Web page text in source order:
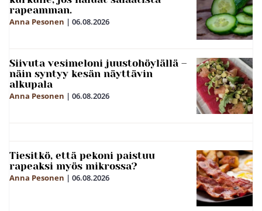
rapeamman.
Anna Pesonen | 06.08.2026
Siivuta vesimeloni juustohöylällä –
näin syntyy kesän näyttävin
alkupala
Anna Pesonen | 06.08.2026
Tiesitkö, että pekoni paistuu
rapeaksi myös mikrossa?
Anna Pesonen | 06.08.2026